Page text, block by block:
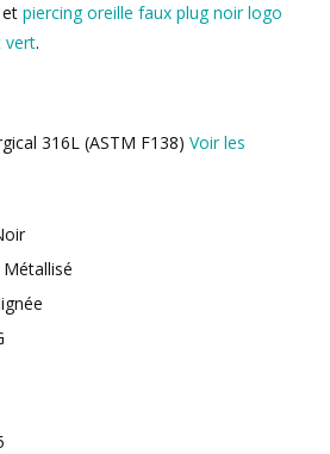
et piercing oreille faux plug noir logo
vert.
316L (ASTM F138) Voir les